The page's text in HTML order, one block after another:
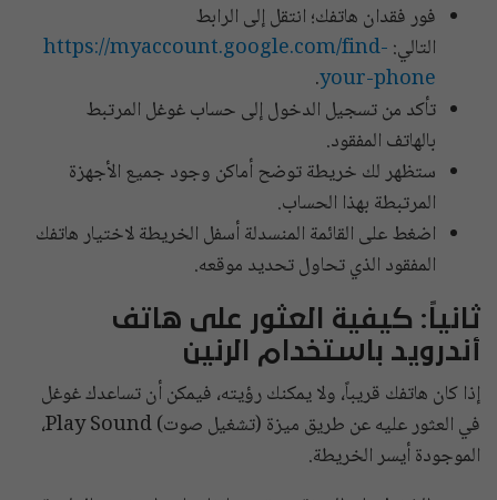
فور فقدان هاتفك؛ انتقل إلى الرابط
التالي: https://myaccount.google.com/find-
your-phone
.
تأكد من تسجيل الدخول إلى حساب غوغل المرتبط
بالهاتف المفقود.
ستظهر لك خريطة توضح أماكن وجود جميع الأجهزة
المرتبطة بهذا الحساب.
اضغط على القائمة المنسدلة أسفل الخريطة لاختيار هاتفك
المفقود الذي تحاول تحديد موقعه.
ثانياً: كيفية العثور على هاتف
أندرويد باستخدام الرنين
إذا كان هاتفك قريباً، ولا يمكنك رؤيته، فيمكن أن تساعدك غوغل
في العثور عليه عن طريق ميزة (تشغيل صوت) Play Sound،
الموجودة أيسر الخريطة.